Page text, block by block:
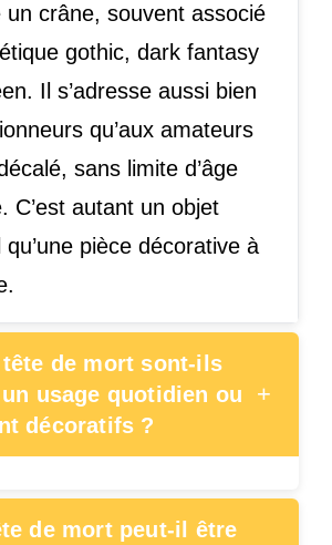
un crâne, souvent associé
gothic, dark fantasy
Il s’adresse aussi bien
qu’aux amateurs
sans limite d’âge
C’est autant un objet
pièce décorative à
de mort sont-ils
usage quotidien ou
décoratifs ?
+
de mort peut-il être